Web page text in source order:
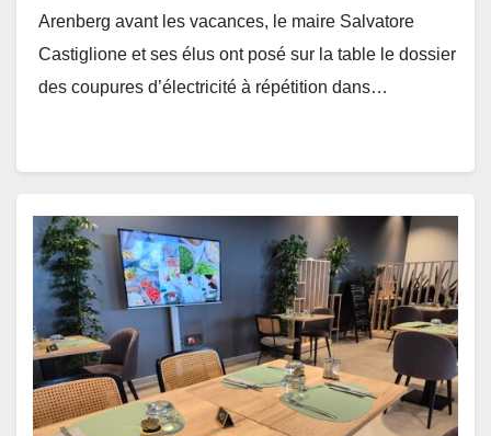
Arenberg avant les vacances, le maire Salvatore
Castiglione et ses élus ont posé sur la table le dossier
des coupures d’électricité à répétition dans…